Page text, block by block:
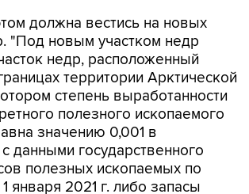
должна вестись на новых
"Под новым участком недр
недр, расположенный
территории Арктической
степень выработанности
полезного ископаемого
значению 0,001 в
данными государственного
полезных ископаемых по
января 2021 г. либо запасы